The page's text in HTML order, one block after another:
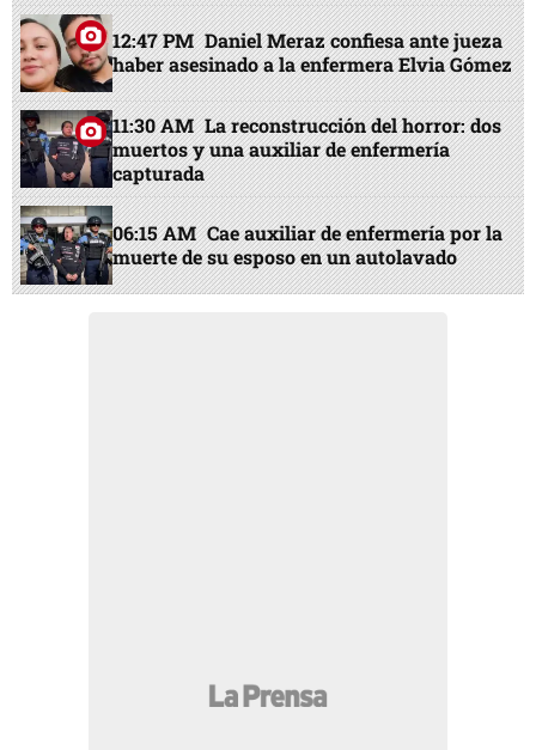
12:47 PM Daniel Meraz confiesa ante jueza
haber asesinado a la enfermera Elvia Gómez
11:30 AM La reconstrucción del horror: dos
muertos y una auxiliar de enfermería
capturada
06:15 AM Cae auxiliar de enfermería por la
muerte de su esposo en un autolavado